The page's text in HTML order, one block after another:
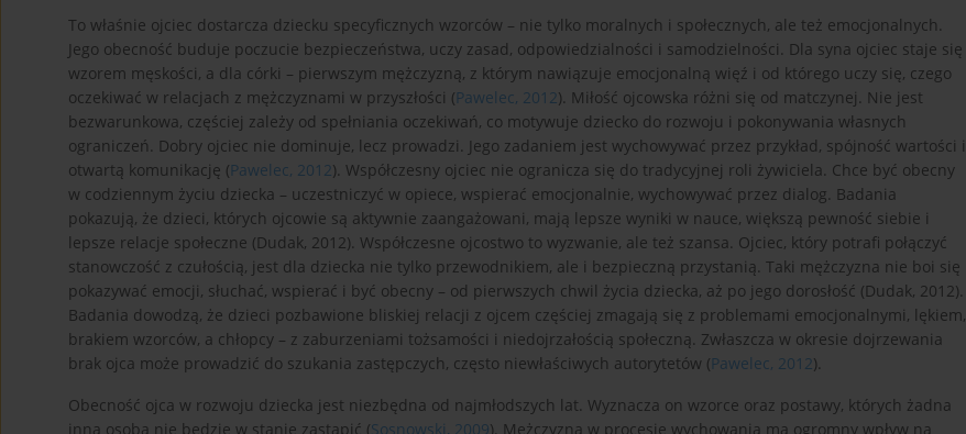
To właśnie ojciec dostarcza dziecku specyficznych wzorców – nie tylko moralnych i społecznych, ale też emocjonalnych.
Jego obecność buduje poczucie bezpieczeństwa, uczy zasad, odpowiedzialności i samodzielności. Dla syna ojciec staje się
wzorem męskości, a dla córki – pierwszym mężczyzną, z którym nawiązuje emocjonalną więź i od którego uczy się, czego
oczekiwać w relacjach z mężczyznami w przyszłości (Pawelec, 2012). Miłość ojcowska różni się od matczynej. Nie jest
bezwarunkowa, częściej zależy od spełniania oczekiwań, co motywuje dziecko do rozwoju i pokonywania własnych
ograniczeń. Dobry ojciec nie dominuje, lecz prowadzi. Jego zadaniem jest wychowywać przez przykład, spójność wartości i
otwartą komunikację (Pawelec, 2012). Współczesny ojciec nie ogranicza się do tradycyjnej roli żywiciela. Chce być obecny
w codziennym życiu dziecka – uczestniczyć w opiece, wspierać emocjonalnie, wychowywać przez dialog. Badania
pokazują, że dzieci, których ojcowie są aktywnie zaangażowani, mają lepsze wyniki w nauce, większą pewność siebie i
lepsze relacje społeczne (Dudak, 2012). Współczesne ojcostwo to wyzwanie, ale też szansa. Ojciec, który potrafi połączyć
stanowczość z czułością, jest dla dziecka nie tylko przewodnikiem, ale i bezpieczną przystanią. Taki mężczyzna nie boi się
pokazywać emocji, słuchać, wspierać i być obecny – od pierwszych chwil życia dziecka, aż po jego dorosłość (Dudak, 2012).
Badania dowodzą, że dzieci pozbawione bliskiej relacji z ojcem częściej zmagają się z problemami emocjonalnymi, lękiem,
brakiem wzorców, a chłopcy – z zaburzeniami tożsamości i niedojrzałością społeczną. Zwłaszcza w okresie dojrzewania
brak ojca może prowadzić do szukania zastępczych, często niewłaściwych autorytetów (Pawelec, 2012).
Obecność ojca w rozwoju dziecka jest niezbędna od najmłodszych lat. Wyznacza on wzorce oraz postawy, których żadna
inna osoba nie będzie w stanie zastąpić (Sosnowski, 2009). Mężczyzna w procesie wychowania ma ogromny wpływ na